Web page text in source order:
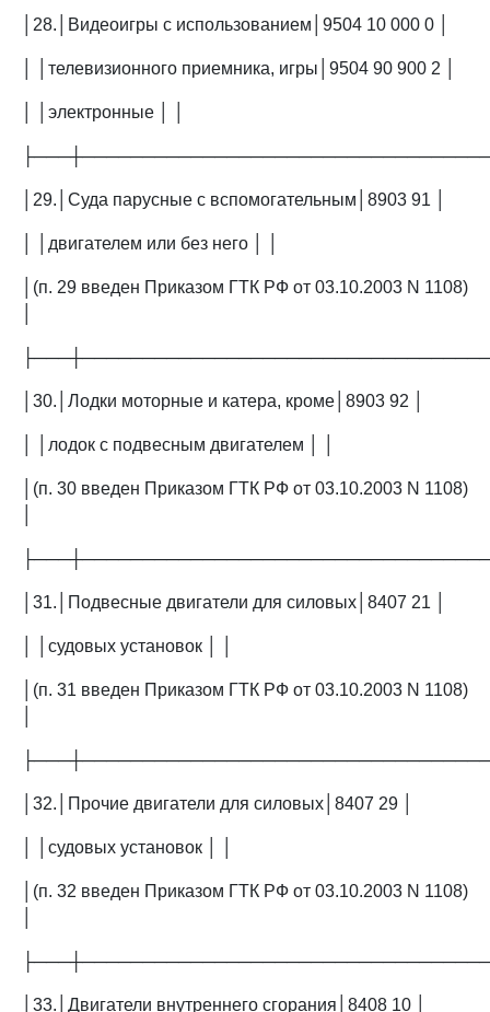
│28.│Видеоигры с использованием│9504 10 000 0 │
│ │телевизионного приемника, игры│9504 90 900 2 │
│ │электронные │ │
│29.│Суда парусные с вспомогательным│8903 91 │
│ │двигателем или без него │ │
│(п. 29 введен Приказом ГТК РФ от 03.10.2003 N 1108)
│30.│Лодки моторные и катера, кроме│8903 92 │
│ │лодок с подвесным двигателем │ │
│(п. 30 введен Приказом ГТК РФ от 03.10.2003 N 1108)
│31.│Подвесные двигатели для силовых│8407 21 │
│ │судовых установок │ │
│(п. 31 введен Приказом ГТК РФ от 03.10.2003 N 1108)
│32.│Прочие двигатели для силовых│8407 29 │
│ │судовых установок │ │
│(п. 32 введен Приказом ГТК РФ от 03.10.2003 N 1108)
│33.│Двигатели внутреннего сгорания│8408 10 │